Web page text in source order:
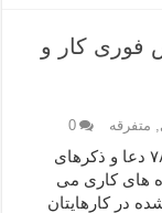
فوری کار و
متفرقه 0
در این مطلب از سایت ادعیه و اذکار ملکوت۷۸۶ دعا و ذکرهای
های کاری می
در کارهایتان